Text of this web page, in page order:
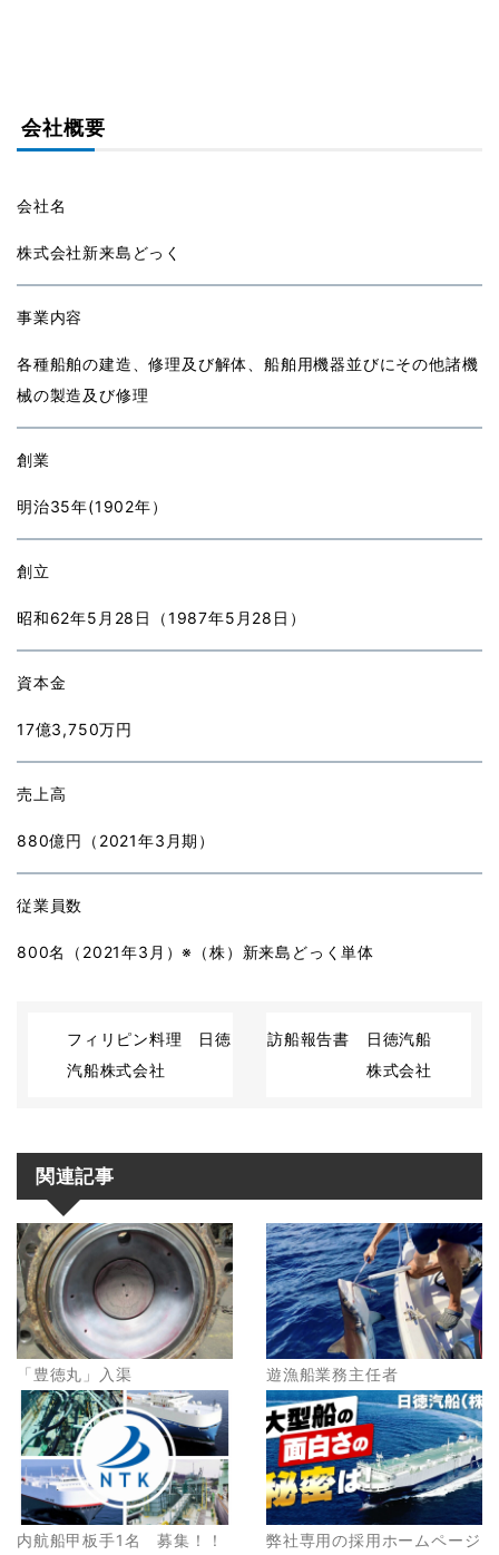
会社概要
会社名
株式会社新来島どっく
事業内容
各種船舶の建造、修理及び解体、船舶用機器並びにその他諸機
械の製造及び修理
創業
明治35年(1902年）
創立
昭和62年5月28日（1987年5月28日）
資本金
17億3,750万円
売上高
880億円（2021年3月期）
従業員数
800名（2021年3月）※（株）新来島どっく単体
フィリピン料理 日徳
汽船株式会社
訪船報告書 日徳汽船
株式会社
関連記事
「豊徳丸」入渠 遊漁船業務主任者
内航船甲板手1名 募集！！ 弊社専用の採用ホームページ